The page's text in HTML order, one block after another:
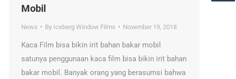
Mobil
News By Iceberg Window Films November 19, 2018
Kaca Film bisa bikin irit bahan bakar mobil
satunya penggunaan kaca film bisa bikin irit bahan
bakar mobil. Banyak orang yang berasumsi bahwa